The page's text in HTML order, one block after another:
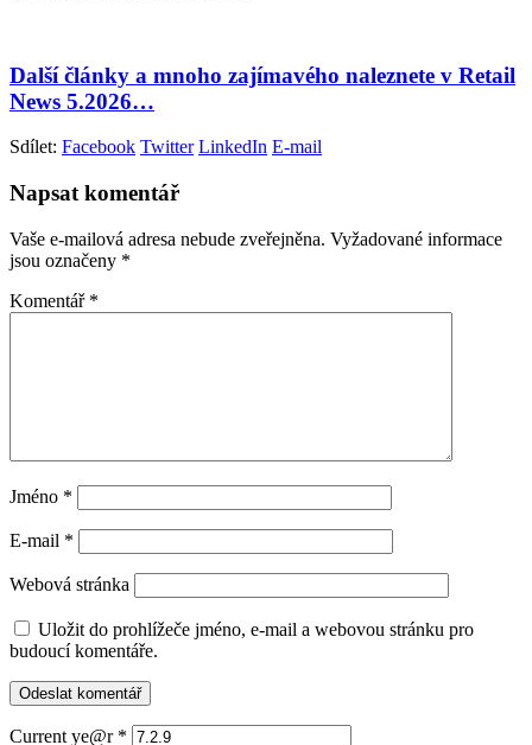
Další články a mnoho zajímavého naleznete v Retail
News 5.2026…
Sdílet: Facebook Twitter LinkedIn E-mail
Napsat komentář
Vaše e-mailová adresa nebude zveřejněna. Vyžadované informace
jsou označeny *
Komentář *
Jméno *
E-mail *
Webová stránka
Uložit do prohlížeče jméno, e-mail a webovou stránku pro
budoucí komentáře.
Current ye@r *